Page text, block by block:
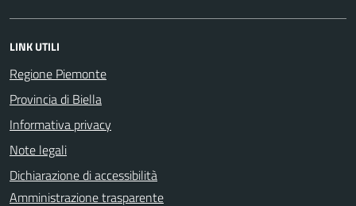
LINK UTILI
Regione Piemonte
Provincia di Biella
Informativa privacy
Note legali
Dichiarazione di accessibilità
Amministrazione trasparente